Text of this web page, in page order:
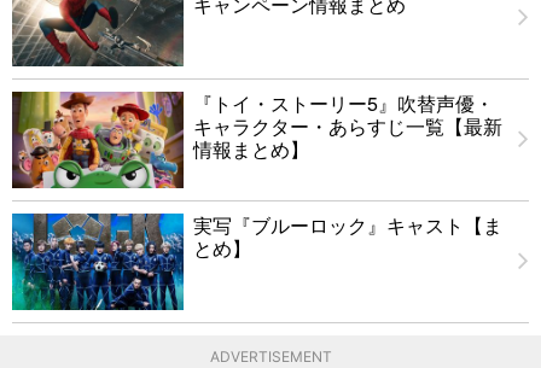
『トイ・ストーリー5』吹替声優・
キャラクター・あらすじ一覧【最新
情報まとめ】
実写『ブルーロック』キャスト【ま
とめ】
ADVERTISEMENT